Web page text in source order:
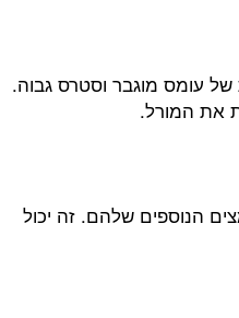
עומס מוגבר וסטרס גבוה.
את המורל.
הנוספים שלהם. זה יכול